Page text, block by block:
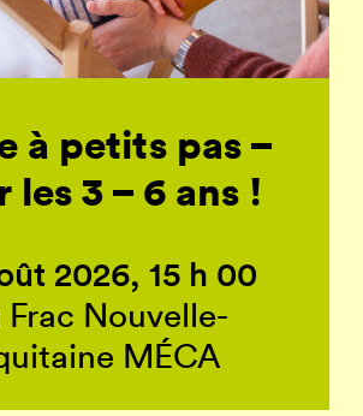
à petits pas –
les 3 – 6 ans !
2026, 15 h 00
Frac Nouvelle-
MÉCA